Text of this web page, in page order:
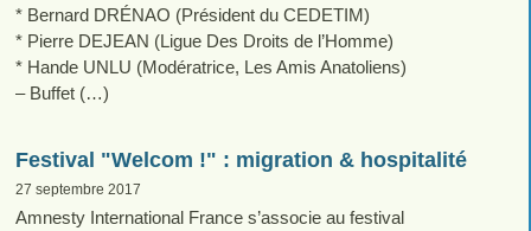
* Bernard DRÉNAO (Président du CEDETIM)
* Pierre DEJEAN (Ligue Des Droits de l’Homme)
* Hande UNLU (Modératrice, Les Amis Anatoliens)
– Buffet (…)
Festival "Welcom !" : migration & hospitalité
27 septembre 2017
Amnesty International France s’associe au festival